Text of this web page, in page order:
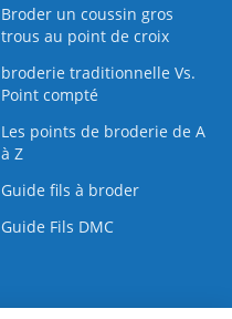
Broder un coussin gros
trous au point de croix
broderie traditionnelle Vs.
Point compté
Les points de broderie de A
à Z
Guide fils à broder
Guide Fils DMC